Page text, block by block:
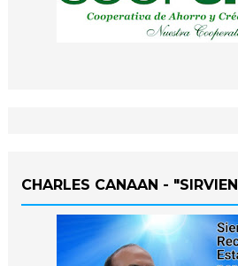
CHARLES CANAAN -